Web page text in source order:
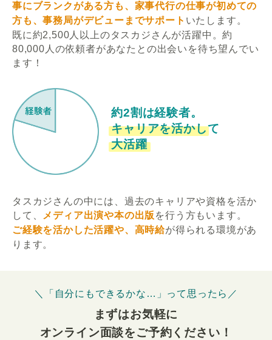
事にブランクがある方も、家事代行の仕事が初めての
方も、事務局がデビューまでサポート いたします。
既に約2,500人以上のタスカジさんが活躍中。約
80,000人の依頼者があなたとの出会いを待ち望んでい
ます！
約2割は経験者。
キャリアを活かして
大活躍
タスカジさんの中には、過去のキャリアや資格を活か
して、
メディア出演や本の出版 を行う方もいます。
ご経験を活かした活躍や、高時給が得られる環境があ
ります。
＼「自分にもできるかな…」って思ったら／
まずはお気軽に
オンライン面談をご予約ください！